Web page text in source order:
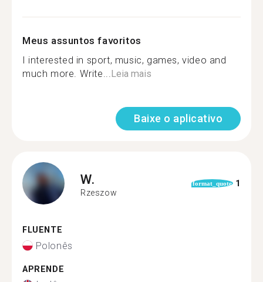
Meus assuntos favoritos
I interested in sport, music, games, video and
much more. Write...Leia mais
Baixe o aplicativo
W.
Rzeszow
format_quote 1
FLUENTE
Polonês
APRENDE